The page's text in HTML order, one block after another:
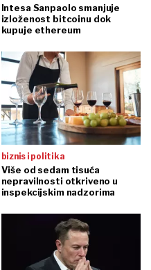
Intesa Sanpaolo smanjuje
izloženost bitcoinu dok
kupuje ethereum
biznis i politika
Više od sedam tisuća
nepravilnosti otkriveno u
inspekcijskim nadzorima